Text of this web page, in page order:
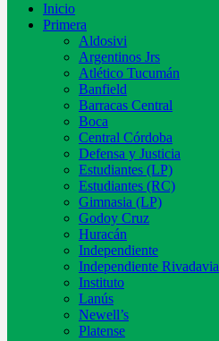
Inicio
Primera
Aldosivi
Argentinos Jrs
Atlético Tucumán
Banfield
Barracas Central
Boca
Central Córdoba
Defensa y Justicia
Estudiantes (LP)
Estudiantes (RC)
Gimnasia (LP)
Godoy Cruz
Huracán
Independiente
Independiente Rivadavia
Instituto
Lanús
Newell’s
Platense